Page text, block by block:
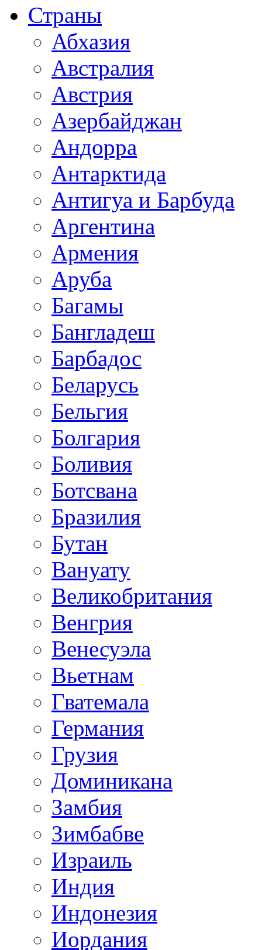
Страны
Абхазия
Австралия
Австрия
Азербайджан
Андорра
Антарктида
Антигуа и Барбуда
Аргентина
Армения
Аруба
Багамы
Бангладеш
Барбадос
Беларусь
Бельгия
Болгария
Боливия
Ботсвана
Бразилия
Бутан
Вануату
Великобритания
Венгрия
Венесуэла
Вьетнам
Гватемала
Германия
Грузия
Доминикана
Замбия
Зимбабве
Израиль
Индия
Индонезия
Иордания